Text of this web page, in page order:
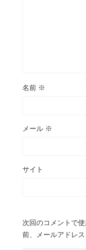
名前 ※
メール ※
サイト
次回のコメントで
前、メールアドレス